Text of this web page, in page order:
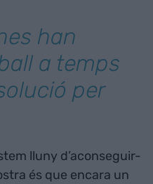
han
a temps
per
lluny d’aconseguir-
és que encara un